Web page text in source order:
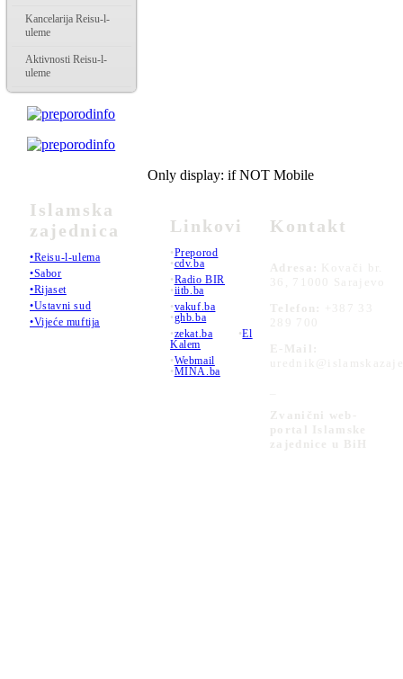
Kancelarija Reisu-l-
uleme
Aktivnosti Reisu-l-
uleme
Islamska
zajednica
•Reisu-l-ulema
•Sabor
•Rijaset
•Ustavni sud
•Vijeće muftija
Only display: if NOT Mobile
Linkovi
•Preporod
•cdv.ba
•Radio BIR
•iitb.ba
•vakuf.ba
•ghb.ba
•zekat.ba •El
Kalem
•Webmail
•MINA.ba
Kontakt
Adresa:
Kovači br.
36, 71000 Sarajevo
Telefon:
+387 33
289 700
E-Mail:
Zvanični web-
portal Islamske
zajednice u BiH